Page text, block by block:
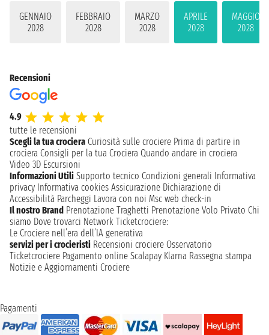
GENNAIO
2028
FEBBRAIO
2028
MARZO
2028
APRILE
2028
MAGGIO
2028
Recensioni
4.9
tutte le recensioni
Scegli la tua crociera Curiosità sulle crociere Prima di partire in
crociera Consigli per la tua Crociera Quando andare in crociera
Video 3D Escursioni
Informazioni Utili Supporto tecnico Condizioni generali Informativa
privacy Informativa cookies Assicurazione Dichiarazione di
Accessibilità Parcheggi Lavora con noi Msc web check-in
Il nostro Brand Prenotazione Traghetti Prenotazione Volo Privato Chi
siamo Dove trovarci Network Ticketcrociere:
Le Crociere nell’era dell’IA generativa
servizi per i crocieristi Recensioni crociere Osservatorio
Ticketcrociere Pagamento online Scalapay Klarna Rassegna stampa
Notizie e Aggiornamenti Crociere
Pagamenti